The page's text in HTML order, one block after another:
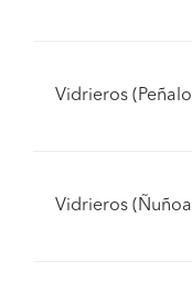
Vidrieros
Vidrieros